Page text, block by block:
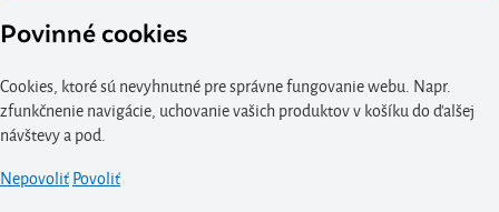
Povinné cookies
Cookies, ktoré sú nevyhnutné pre správne fungovanie webu. Napr.
zfunkčnenie navigácie, uchovanie vašich produktov v košíku do ďalšej
návštevy a pod.
NepovoliťPovoliť